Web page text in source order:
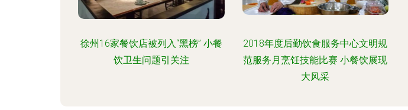
徐州16家餐饮店被列入“黑榜” 小餐
饮卫生问题引关注
2018年度后勤饮食服务中心文明规
范服务月烹饪技能比赛 小餐饮展现
大风采